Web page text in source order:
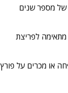
של מספר שנים
לפריצת
או מכרים על פורץ